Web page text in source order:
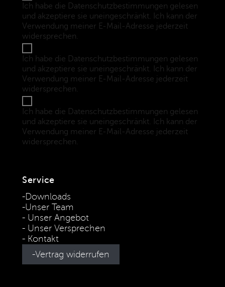
Ich habe die Datenschutzbestimmungen gelesen
und akzeptiere sie uneingeschränkt. Ich kann der
Verwendung meiner E-Mail-Adresse jederzeit
widersprechen.
Ich habe die Datenschutzbestimmungen gelesen
und akzeptiere sie uneingeschränkt. Ich kann der
Verwendung meiner E-Mail-Adresse jederzeit
widersprechen.
Ich habe die Datenschutzbestimmungen gelesen
und akzeptiere sie uneingeschränkt. Ich kann der
Verwendung meiner E-Mail-Adresse jederzeit
widersprechen.
Service
Downloads
Unser Team
Unser Angebot
Unser Versprechen
Kontakt
Vertrag widerrufen